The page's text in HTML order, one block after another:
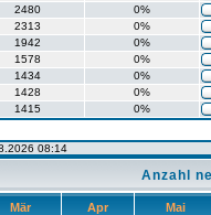
2480
0%
2313
0%
1942
0%
1578
0%
1434
0%
1428
0%
1415 0%
08:14
Anzahl
Mär Apr Mai